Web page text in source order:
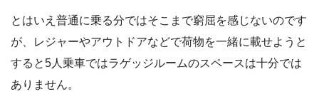
とはいえ普通に乗る分ではそこまで窮屈を感じないのです
が、レジャーやアウトドアなどで荷物を一緒に載せようと
すると5人乗車ではラゲッジルームのスペースは十分では
ありません。